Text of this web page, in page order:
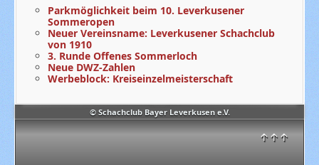
© Schachclub Bayer Leverkusen e.V.
↑↑↑
Parkmöglichkeit beim 10. Leverkusener
Sommeropen
Neuer Vereinsname: Leverkusener Schachclub
von 1910
3. Runde Offenes Sommerloch
Neue DWZ-Zahlen
Werbeblock: Kreiseinzelmeisterschaft